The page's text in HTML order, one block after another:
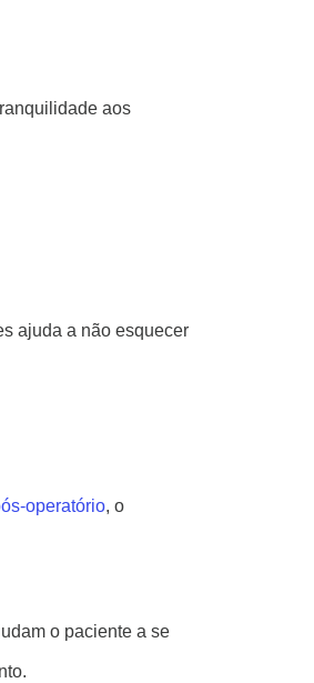
aos
ajuda a não esquecer
operatório, o
o paciente a se